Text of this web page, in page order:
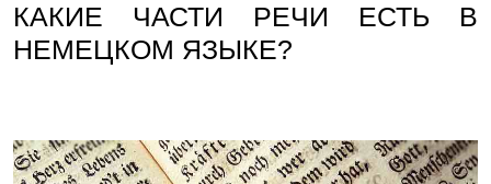
КАКИЕ ЧАСТИ РЕЧИ ЕСТЬ В
НЕМЕЦКОМ ЯЗЫКЕ?